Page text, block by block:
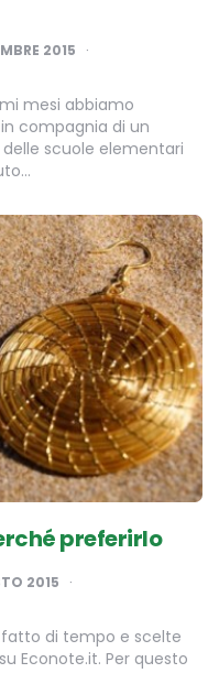
2015
mesi abbiamo
compagnia di un
scuole elementari
preferirlo
2015
fatto di tempo e scelte
Econote.it. Per questo